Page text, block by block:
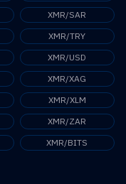
XMR/SAR
XMR/TRY
XMR/USD
XMR/XAG
XMR/XLM
XMR/ZAR
XMR/BITS